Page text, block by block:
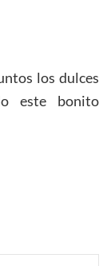
los dulces
este bonito